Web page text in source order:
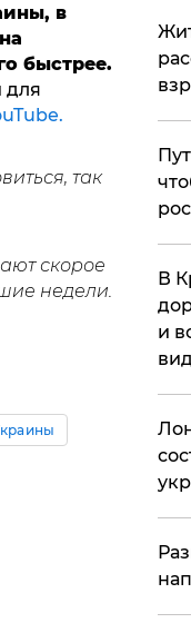
в
быстрее.
для
так
скорое
недели.
В
и